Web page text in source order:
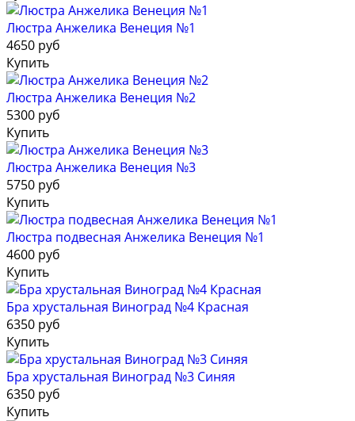
Люстра Анжелика Венеция №1
4650 руб
Купить
Люстра Анжелика Венеция №2
5300 руб
Купить
Люстра Анжелика Венеция №3
5750 руб
Купить
Люстра подвесная Анжелика Венеция №1
4600 руб
Купить
Бра хрустальная Виноград №4 Красная
6350 руб
Купить
Бра хрустальная Виноград №3 Синяя
6350 руб
Купить